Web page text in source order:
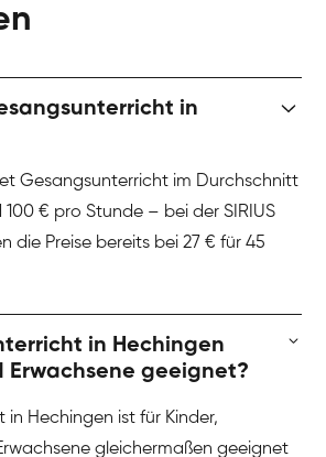
in
Gesangsunterricht im Durchschnitt
100 € pro Stunde – bei der SIRIUS
die Preise bereits bei 27 € für 45
in Hechingen
Erwachsene geeignet?
Hechingen ist für Kinder,
gleichermaßen geeignet